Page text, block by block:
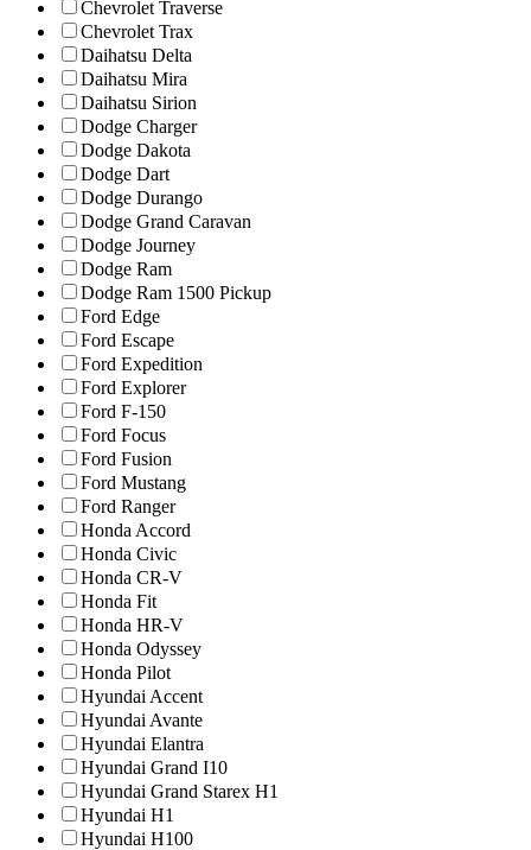
Chevrolet Traverse
Chevrolet Trax
Daihatsu Delta
Daihatsu Mira
Daihatsu Sirion
Dodge Charger
Dodge Dakota
Dodge Dart
Dodge Durango
Dodge Grand Caravan
Dodge Journey
Dodge Ram
Dodge Ram 1500 Pickup
Ford Edge
Ford Escape
Ford Expedition
Ford Explorer
Ford F-150
Ford Focus
Ford Fusion
Ford Mustang
Ford Ranger
Honda Accord
Honda Civic
Honda CR-V
Honda Fit
Honda HR-V
Honda Odyssey
Honda Pilot
Hyundai Accent
Hyundai Avante
Hyundai Elantra
Hyundai Grand I10
Hyundai Grand Starex H1
Hyundai H1
Hyundai H100